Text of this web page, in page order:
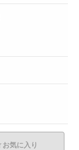
お気に入り